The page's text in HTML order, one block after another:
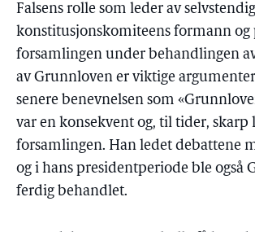
Falsens rolle som leder av
konstitusjonskomiteens formann og
forsamlingen under behandlingen
av Grunnloven er viktige
senere benevnelsen som
var en konsekvent og, til tider, skarp
forsamlingen. Han ledet debattene
og i hans presidentperiode ble også
ferdig behandlet.